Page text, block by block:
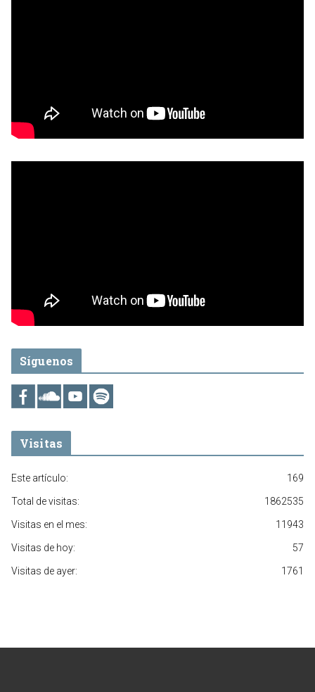
Síguenos
Visitas
169
Este artículo:
1862535
Total de visitas:
11943
Visitas en el mes:
57
Visitas de hoy:
1761
Visitas de ayer: